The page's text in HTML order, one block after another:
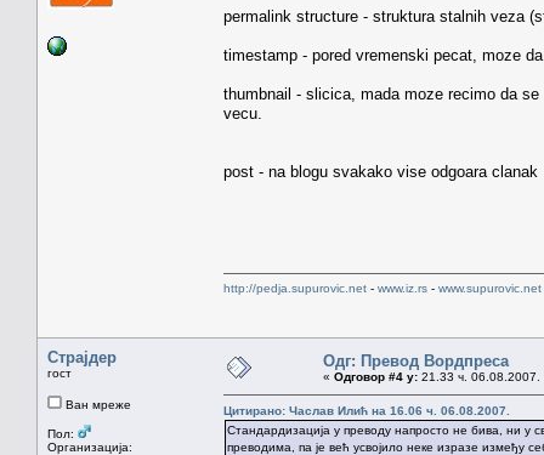
permalink structure - struktura stalnih veza
timestamp - pored vremenski pecat, moze
thumbnail - slicica, mada moze recimo da
vecu.
post - na blogu svakako vise odgoara clanak
http://pedja.supurovic.net - www.iz.rs - www.supurovic.net
Страјдер
гост
Ван мреже
Пол:
Организација:
Одг: Превод Вордпреса
« Одговор #4 у: 21.33 ч. 06.08.2007.
Цитирано: Часлав Илић на 16.06 ч. 06.08.2007.
Стандардизација у преводу напросто не бива, ни у
преводима, па је већ усвојило неке изразе између